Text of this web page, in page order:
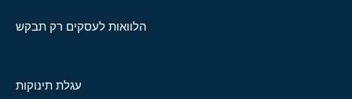
הלוואות לעסקים רק תבקש
עגלת תינוקות